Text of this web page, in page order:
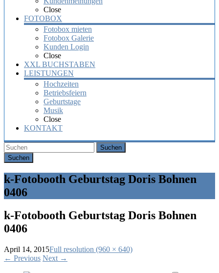
Close
FOTOBOX
Fotobox mieten
Fotobox Galerie
Kunden Login
Close
XXL BUCHSTABEN
LEISTUNGEN
Hochzeiten
Betriebsfeiern
Geburtstage
Musik
Close
KONTAKT
Suchen
k-Fotobooth Geburtstag Doris Bohnen
0406
k-Fotobooth Geburtstag Doris Bohnen
0406
April 14, 2015Full resolution (960 × 640)
← Previous Next →